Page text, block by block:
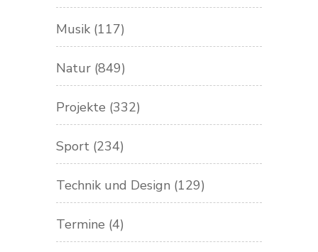
Musik (117)
Natur (849)
Projekte (332)
Sport (234)
Technik und Design (129)
Termine (4)